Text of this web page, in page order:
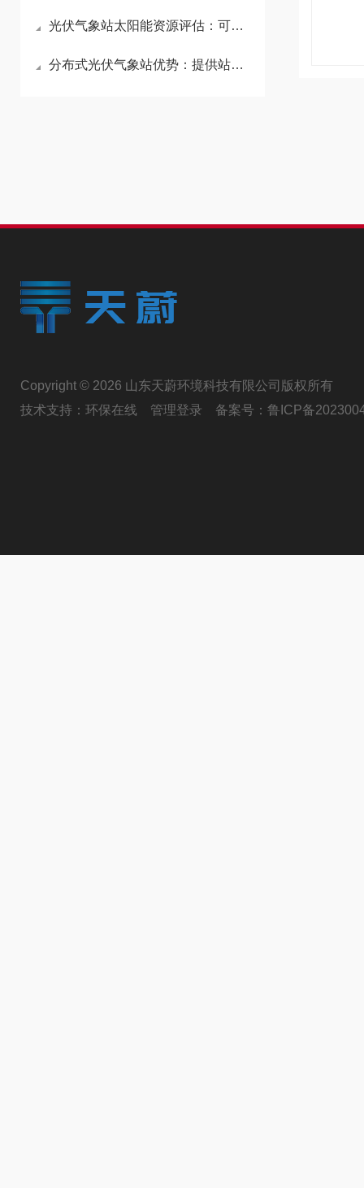
光伏气象站太阳能资源评估：可动态预测短期辐照变化，提升发电潜力测算精度
分布式光伏气象站优势：提供站点级的精准气象数据，大幅提升发电量预测精度
Copyright © 2026 山东天蔚环境科技有限公司版权所有
技术支持： 环保在线 管理登录 备案号： 鲁ICP备